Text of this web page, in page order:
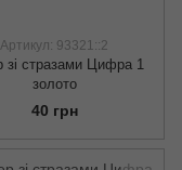
Артикул: 93321::2
зі стразами Цифра 1
золото
40 грн